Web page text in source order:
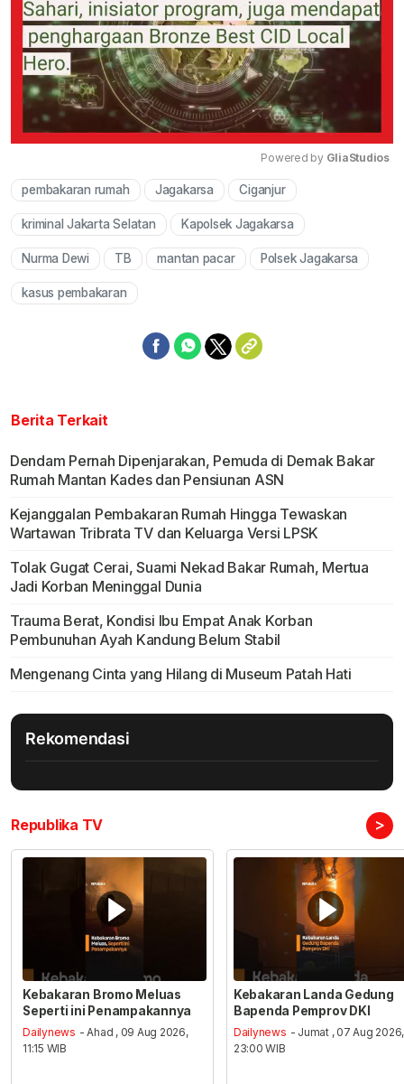
Powered by GliaStudios
pembakaran rumah Jagakarsa Ciganjur
kriminal Jakarta Selatan Kapolsek Jagakarsa
Nurma Dewi TB mantan pacar Polsek Jagakarsa
kasus pembakaran
Berita Terkait
Dendam Pernah Dipenjarakan, Pemuda di Demak Bakar
Rumah Mantan Kades dan Pensiunan ASN
Kejanggalan Pembakaran Rumah Hingga Tewaskan
Wartawan Tribrata TV dan Keluarga Versi LPSK
Tolak Gugat Cerai, Suami Nekad Bakar Rumah, Mertua
Jadi Korban Meninggal Dunia
Trauma Berat, Kondisi Ibu Empat Anak Korban
Pembunuhan Ayah Kandung Belum Stabil
Mengenang Cinta yang Hilang di Museum Patah Hati
Rekomendasi
Republika TV >
Kebakaran Bromo Meluas
Seperti ini Penampakannya
Dailynews - Ahad , 09 Aug 2026,
11:15 WIB
Kebakaran Landa Gedung
Bapenda Pemprov DKI
Dailynews - Jumat , 07 Aug 2026,
23:00 WIB